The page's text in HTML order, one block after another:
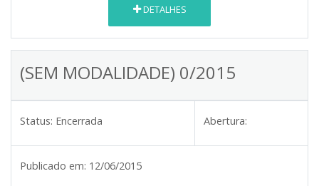
DETALHES
(SEM MODALIDADE) 0/2015
Status: Encerrada Abertura:
Publicado em: 12/06/2015